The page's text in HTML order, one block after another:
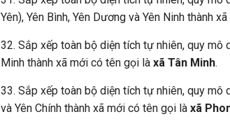
Yên), Yên Bình, Yên Dương và Yên Ninh thành
32. Sắp xếp toàn bộ diện tích tự nhiên, quy mô
Minh thành xã mới có tên gọi là xã Tân Minh.
33. Sắp xếp toàn bộ diện tích tự nhiên, quy mô
và Yên Chính thành xã mới có tên gọi là xã